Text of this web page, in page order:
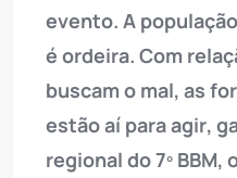
evento. A
é ordeira. Com
buscam o mal, as
estão aí para agir,
regional do 7º